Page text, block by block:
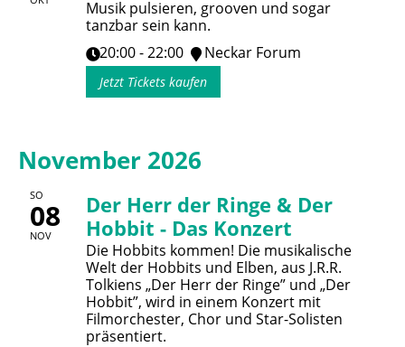
Musik pulsieren, grooven und sogar
tanzbar sein kann.
20:00 - 22:00
Neckar Forum
Jetzt Tickets kaufen
November 2026
SO
08
NOV
Der Herr der Ringe & Der
Hobbit - Das Konzert
Die Hobbits kommen! Die musikalische
Welt der Hobbits und Elben, aus J.R.R.
Tolkiens „Der Herr der Ringe” und „Der
Hobbit”, wird in einem Konzert mit
Filmorchester, Chor und Star-Solisten
präsentiert.